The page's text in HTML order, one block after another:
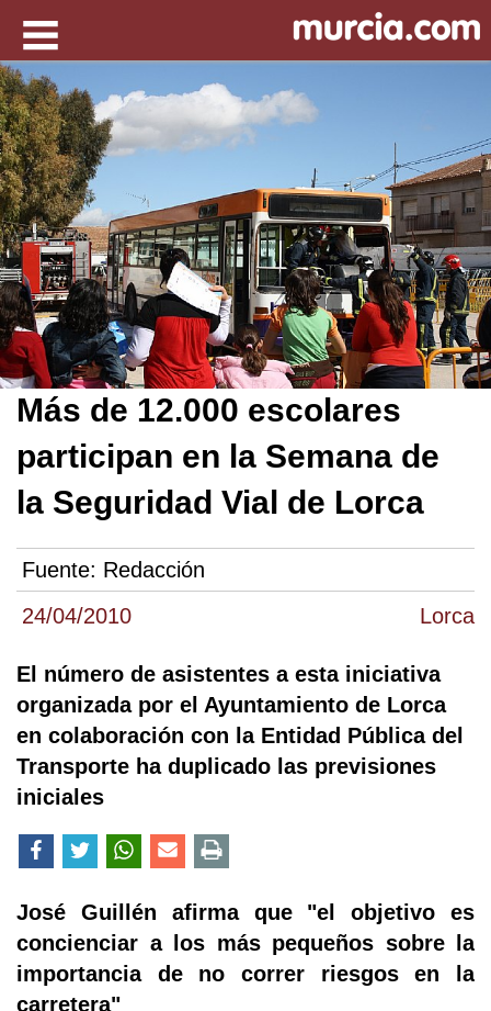
24/04/2010 Lorca
Más de 12.000 escolares
participan en la Semana de
la Seguridad Vial de Lorca
Fuente: Redacción
El número de asistentes a esta iniciativa
organizada por el Ayuntamiento de Lorca
en colaboración con la Entidad Pública del
Transporte ha duplicado las previsiones
iniciales
José Guillén afirma que "el objetivo es
concienciar a los más pequeños sobre la
importancia de no correr riesgos en la
carretera"